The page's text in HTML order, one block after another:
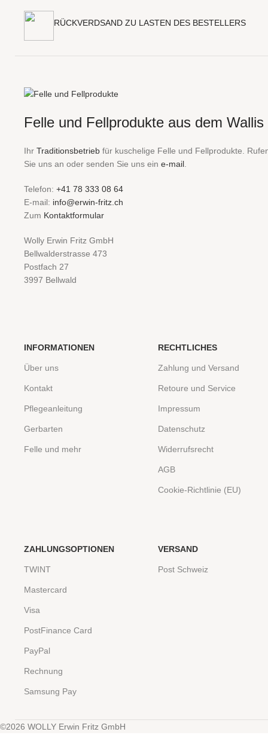
RÜCKVERDSAND ZU LASTEN DES BESTELLERS
Felle und Fellprodukte aus dem Wallis
Ihr Traditionsbetrieb für kuschelige Felle und Fellprodukte.
Sie uns an oder senden Sie uns ein e-mail
Telefon: +41 78 333 08 64
E-mail: info@erwin-fritz.ch
Zum Kontaktformular
Wolly Erwin Fritz GmbH
Bellwalderstrasse 473
Postfach 27
3997 Bellwald
INFORMATIONEN
Über uns
Kontakt
Pflegeanleitung
Gerbarten
Felle und mehr
RECHTLICHES
Zahlung und Versand
Retoure und Service
Impressum
Datenschutz
Widerrufsrecht
AGB
Cookie-Richtlinie (EU)
ZAHLUNGSOPTIONEN
TWINT
Mastercard
Visa
PostFinance Card
PayPal
Rechnung
Samsung Pay
VERSAND
Post Schweiz
©2026 WOLLY Erwin Fritz GmbH